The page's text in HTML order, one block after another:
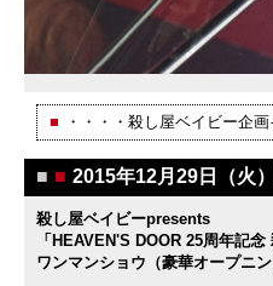
■ ・・・・ 殺し屋ベイビー企画
■ ■ 2015年12月29日（火
殺し屋ベイビーpresents
「HEAVEN'S DOOR 25周年記念
ワンマンショウ（豪華オープニン